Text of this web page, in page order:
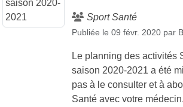
Sport Santé
Publiée le 09 févr. 2020 par
Le planning des activités
saison 2020-2021 a été
pas à le consulter et à
Santé avec votre